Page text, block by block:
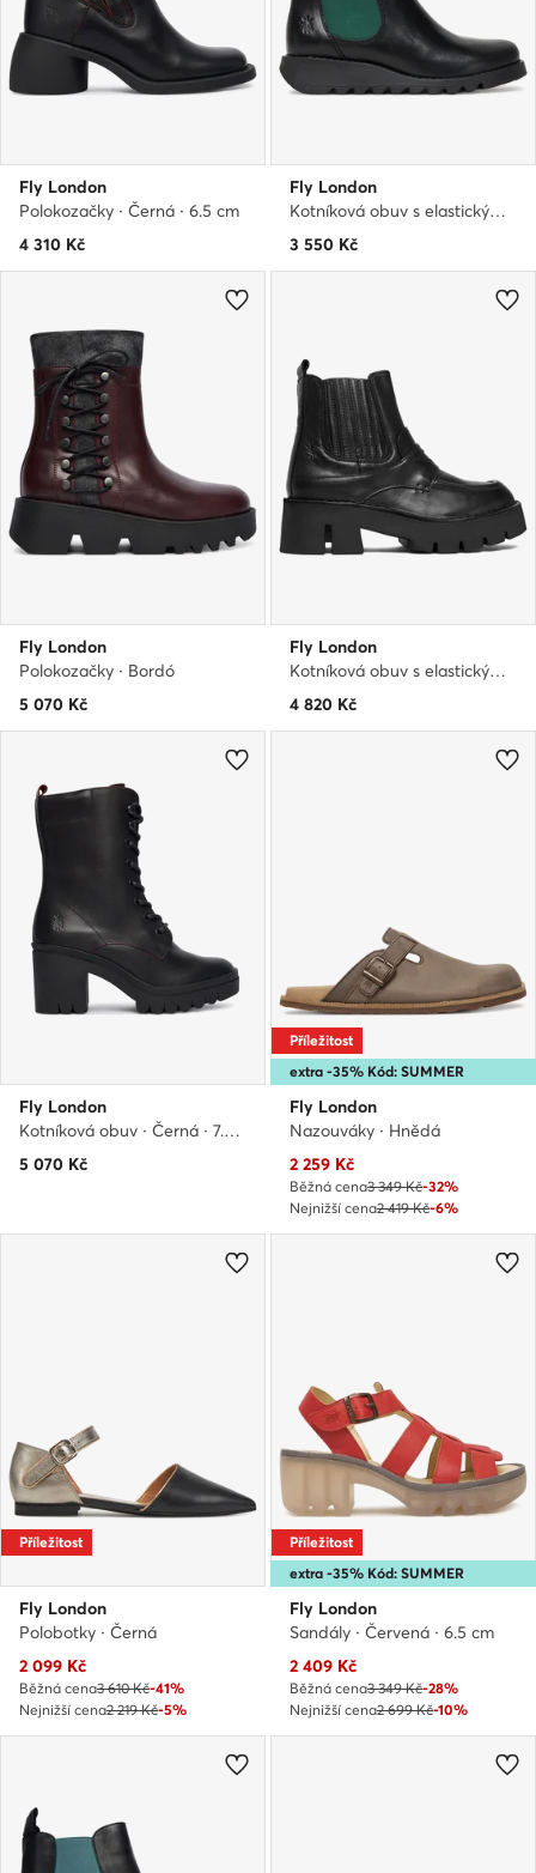
Fly London
Polokozačky · Černá · 6.5 cm
4 310 Kč
Fly London
Kotníková obuv s elastickým prvkem · Černá
3 550 Kč
Fly London
Polokozačky · Bordó
5 070 Kč
Fly London
Kotníková obuv s elastickým prvkem · Černá
4 820 Kč
Fly London
Kotníková obuv · Černá · 7.5 cm
5 070 Kč
extra -35% Kód: SUMMER
Příležitost
Fly London
Nazouváky · Hnědá
Aktuální cena
2 259 Kč
Běžná cena3 349 Kč-32%
Nejnižší cena2 419 Kč-6%
Příležitost
Fly London
Polobotky · Černá
Aktuální cena
2 099 Kč
Běžná cena3 610 Kč-41%
Nejnižší cena2 219 Kč-5%
extra -35% Kód: SUMMER
Příležitost
Fly London
Sandály · Červená · 6.5 cm
Aktuální cena
2 409 Kč
Běžná cena3 349 Kč-28%
Nejnižší cena2 699 Kč-10%